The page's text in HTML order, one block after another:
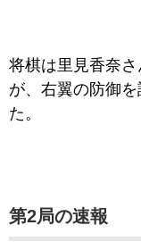
将棋は里見香奈
が、右翼の防御
た。
第2局の速報